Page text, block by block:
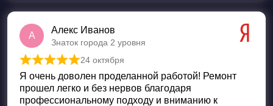
А
Алекс Иванов
Знаток города 2 уровня
Оценка 5 из 5
24 октября
Я очень доволен проделанной работой! Ремонт
прошел легко и без нервов благодаря
профессиональному подходу и вниманию к